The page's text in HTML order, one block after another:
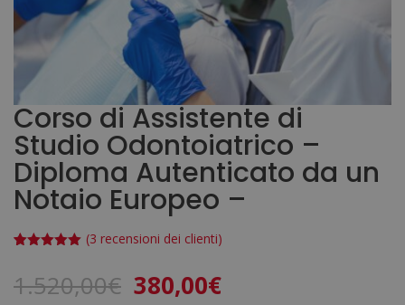
Corso di Assistente di
Studio Odontoiatrico –
Diploma Autenticato da un
Notaio Europeo –
su base
di
(3 recensioni dei clienti)
1.520,00€ Il
380,00€Il